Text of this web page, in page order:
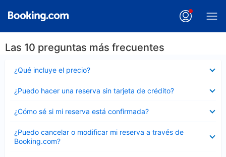
Las 10 preguntas más frecuentes
¿Qué incluye el precio?
cerrado
¿Puedo hacer una reserva sin tarjeta de crédito?
cerrado
¿Cómo sé si mi reserva está confirmada?
cerrado
¿Puedo cancelar o modificar mi reserva a través de
Booking.com?
cerrado